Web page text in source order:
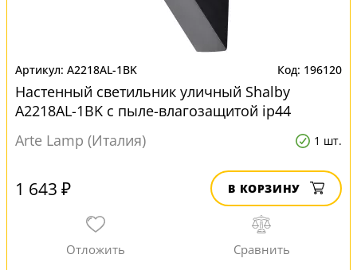
A2218AL-1BK 196120
Настенный светильник уличный Shalby
A2218AL-1BK с пыле-влагозащитой ip44
Arte Lamp (Италия)
1 шт.
1 643 ₽ В КОРЗИНУ